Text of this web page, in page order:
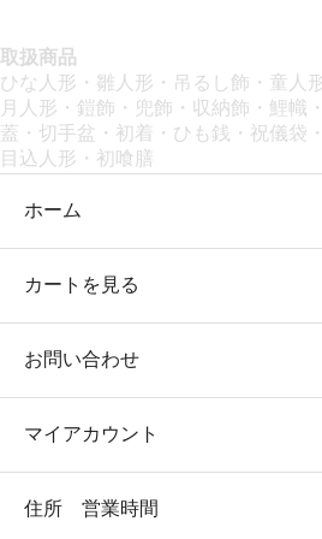
取扱商品
ひな人形・雛人形・吊るし飾・童人
月人形・鎧飾・兜飾・収納飾・鯉幟
蓋・切手盆・初着・ひも銭・祝儀袋
目込人形・初喰膳
ホーム
カートを見る
お問い合わせ
マイアカウント
住所 営業時間